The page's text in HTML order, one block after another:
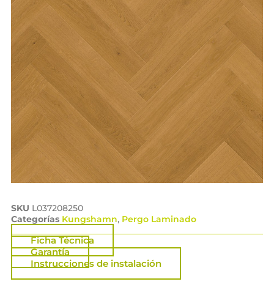
SKU L037208250
Categorías Kungshamn, Pergo Laminado
Ficha Técnica
Garantía
Instrucciones de instalación